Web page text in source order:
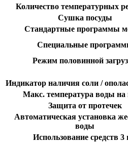
Количество температурных
Сушка посуды
Стандартные программы
Специальные
Режим половинной
Индикатор наличия соли /
Макс. температура воды на
Защита от протечек
Автоматическая установка
воды
Использование средств 3